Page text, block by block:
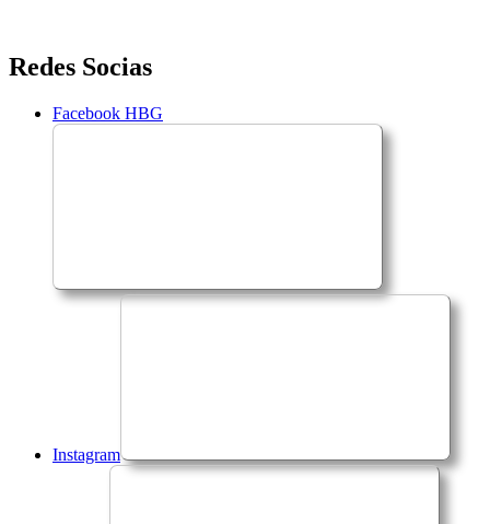
Saltar
para
conteúdo
Redes Socias
Facebook HBG
Instagram